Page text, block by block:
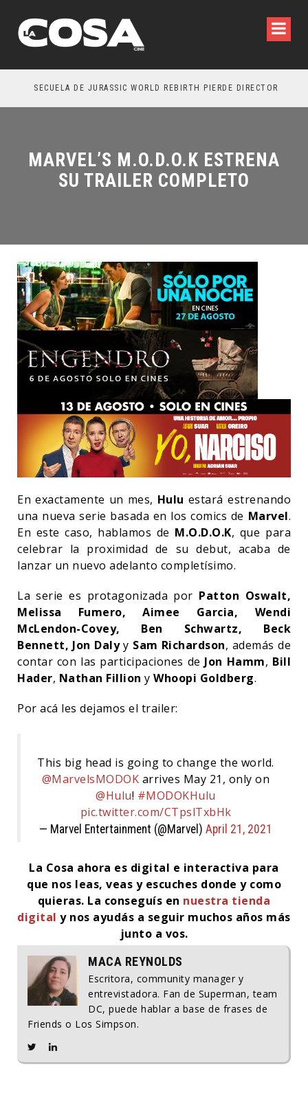
SECUELA DE JURASSIC WORLD REBIRTH PIERDE DIRECTOR
MARVEL’S M.O.D.O.K ESTRENA
SU TRAILER COMPLETO
En exactamente un mes, Hulu estará estrenando
una nueva serie basada en los comics de Marvel.
En este caso, hablamos de M.O.D.O.K, que para
celebrar la proximidad de su debut, acaba de
lanzar un nuevo adelanto completísimo.
La serie es protagonizada por Patton Oswalt,
Melissa Fumero, Aimee Garcia, Wendi
McLendon-Covey, Ben Schwartz, Beck
Bennett, Jon Dalyy Sam Richardson, además de
contar con las participaciones de Jon Hamm, Bill
Hader, Nathan Fillion y Whoopi Goldberg.
Por acá les dejamos el trailer:
This big head is going to change the world.
@MarvelsMODOK arrives May 21, only on
@Hulu! #MODOKHulu
pic.twitter.com/CTpslTxbHk
— Marvel Entertainment (@Marvel) April 21, 2021
La Cosa ahora es digital e interactiva para
que nos leas, veas y escuches donde y como
quieras. La conseguís en nuestra tienda
digital y nos ayudás a seguir muchos años más
junto a vos.
MACA REYNOLDS
Escritora, community manager y
entrevistadora. Fan de Superman, team
DC, puede hablar a base de frases de
Friends o Los Simpson.